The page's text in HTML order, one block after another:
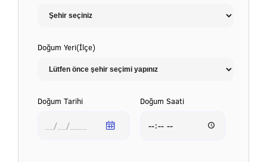
Doğum Yeri(İlçe)
Doğum Tarihi Doğum Saati